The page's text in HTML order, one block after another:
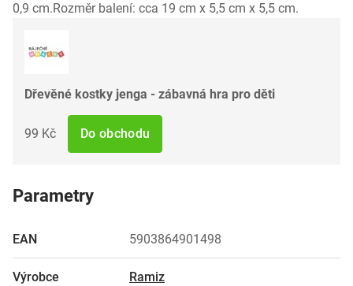
0,9 cm.Rozměr balení: cca 19 cm x 5,5 cm x 5,5 cm.
Dřevěné kostky jenga - zábavná hra pro děti
99 Kč Do obchodu
Parametry
EAN 5903864901498
Výrobce Ramiz